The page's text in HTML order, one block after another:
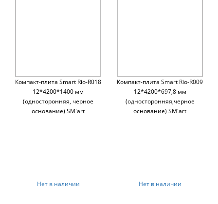
Компакт-плита Smart Rio-R018
12*4200*1400 мм
(односторонняя, черное
основание) SM'art
Нет в наличии
Компакт-плита Smart Rio-R009
12*4200*697,8 мм
(односторонняя,черное
основание) SM'art
Нет в наличии